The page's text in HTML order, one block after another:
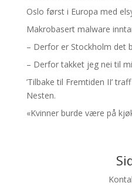
Oslo først i Europa med
Makrobasert malware
– Derfor er Stockholm det
– Derfor takket jeg nei til
’Tilbake til Fremtiden II’
Nesten.
«Kvinner burde være på